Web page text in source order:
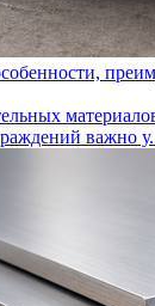
важно